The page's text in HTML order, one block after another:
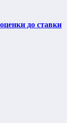
до ставки